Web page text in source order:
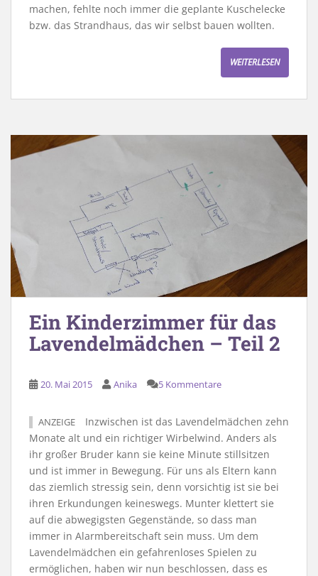
machen, fehlte noch immer die geplante Kuschelecke
bzw. das Strandhaus, das wir selbst bauen wollten.
WEITERLESEN
Ein Kinderzimmer für das
Lavendelmädchen – Teil 2
20. Mai 2015 Anika 5 Kommentare
ANZEIGE
Inzwischen ist das Lavendelmädchen zehn
Monate alt und ein richtiger Wirbelwind. Anders als
ihr großer Bruder kann sie keine Minute stillsitzen
und ist immer in Bewegung. Für uns als Eltern kann
das ziemlich stressig sein, denn vorsichtig ist sie bei
ihren Erkundungen keineswegs. Munter klettert sie
auf die abwegigsten Gegenstände, so dass man
immer in Alarmbereitschaft sein muss. Um dem
Lavendelmädchen ein gefahrenloses Spielen zu
ermöglichen, haben wir nun beschlossen, dass es